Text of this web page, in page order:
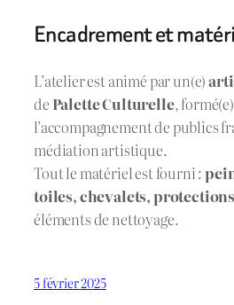
Encadrement et
L’atelier est animé par un(e)
de Palette Culturelle,
l’accompagnement de publics
médiation artistique.
Tout le matériel est fourni :
toiles, chevalets,
éléments de nettoyage.
5 février 2025